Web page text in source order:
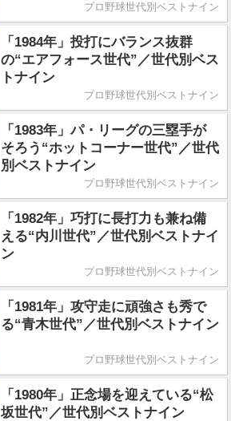
プロ野球世代別ベストナイン
「1984年」投打にバランス抜群
の“エアフォース世代”／世代別ベス
トナイン
プロ野球世代別ベストナイン
「1983年」パ・リーグの三塁手が
そろう“ホットコーナー世代”／世代
別ベストナイン
プロ野球世代別ベストナイン
「1982年」巧打に長打力も兼ね備
える“内川世代”／世代別ベストナイ
ン
プロ野球世代別ベストナイン
「1981年」攻守走に頑強さも秀で
る“青木世代”／世代別ベストナイン
プロ野球世代別ベストナイン
「1980年」正念場を迎えている“松
坂世代”／世代別ベストナイン